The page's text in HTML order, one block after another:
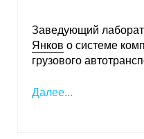
Контакты
Заведующий
Янков о системе
грузового
Далее...